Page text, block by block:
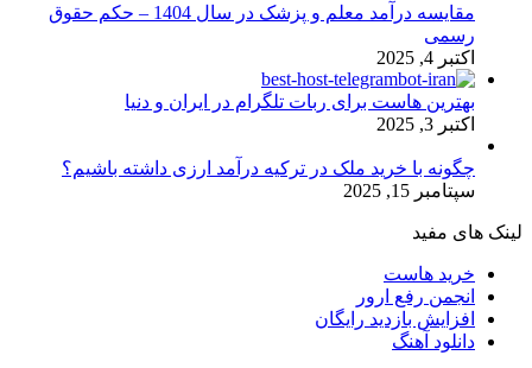
مقایسه درآمد معلم و پزشک در سال 1404 – حکم حقوق
رسمی
اکتبر 4, 2025
بهترین هاست برای ربات تلگرام در ایران و دنیا
اکتبر 3, 2025
چگونه با خرید ملک در ترکیه درآمد ارزی داشته باشیم؟
سپتامبر 15, 2025
لینک های مفید
خرید هاست
انجمن رفع ارور
افزایش بازدید رایگان
دانلود آهنگ